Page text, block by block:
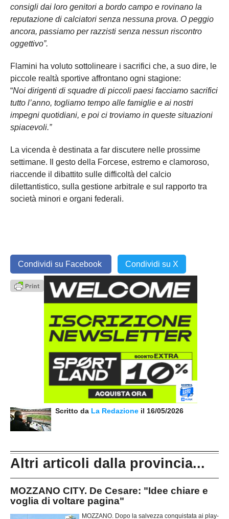
consigli dai loro genitori a bordo campo e rovinano la
reputazione di calciatori senza nessuna prova. O peggio
ancora, passiamo per razzisti senza nessun riscontro
oggettivo”.
Flamini ha voluto sottolineare i sacrifici che, a suo dire, le
piccole realtà sportive affrontano ogni stagione:
“Noi dirigenti di squadre di piccoli paesi facciamo sacrifici
tutto l’anno, togliamo tempo alle famiglie e ai nostri
impegni quotidiani, e poi ci troviamo in queste situazioni
spiacevoli.”
La vicenda è destinata a far discutere nelle prossime
settimane. Il gesto della Forcese, estremo e clamoroso,
riaccende il dibattito sulle difficoltà del calcio
dilettantistico, sulla gestione arbitrale e sul rapporto tra
società minori e organi federali.
Condividi su Facebook Condividi su X
Scritto da La Redazione il 16/05/2026
Altri articoli dalla provincia...
MOZZANO CITY. De Cesare: "Idee chiare e
voglia di voltare pagina"
MOZZANO. Dopo la salvezza conquistata ai play-